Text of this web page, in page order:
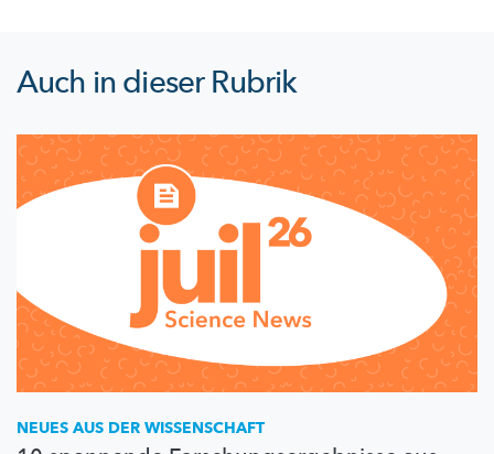
Auch in dieser Rubrik
NEUES AUS DER WISSENSCHAFT